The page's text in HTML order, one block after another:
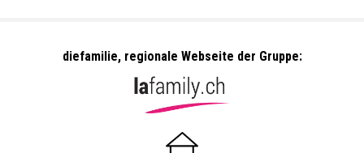
diefamilie, regionale Webseite der Gruppe: